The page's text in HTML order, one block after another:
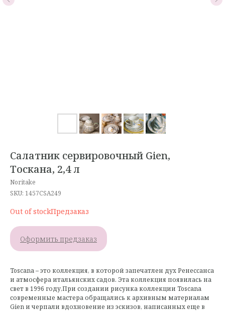
Салатник сервировочный Gien,
Тоскана, 2,4 л
Noritake
SKU: 1457CSA249
Out of stock
Оформить предзаказ
Toscana – это коллекция, в которой запечатлен дух Ренессанса
и атмосфера итальянских садов. Эта коллекция появилась на
свет в 1996 году,При создании рисунка коллекции Toscana
современные мастера обращались к архивным материалам
Gien и черпали вдохновение из эскизов, написанных еще в